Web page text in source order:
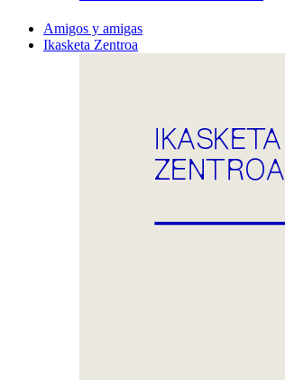
Amigos y amigas
Ikasketa Zentroa